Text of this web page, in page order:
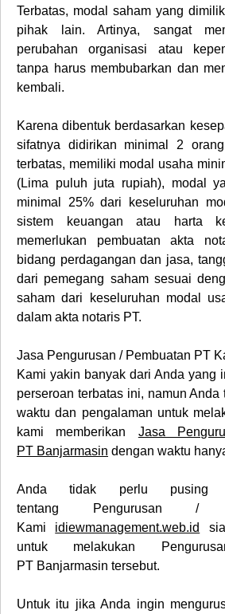
Terbatas, modal saham yang
pihak lain. Artinya, sangat
perubahan organisasi atau
tanpa harus membubarkan dan
kembali.
Karena dibentuk berdasarkan
sifatnya didirikan minimal 2
terbatas, memiliki modal usaha
(Lima puluh juta rupiah), modal
minimal 25% dari keseluruhan
sistem keuangan atau harta
memerlukan pembuatan akta
bidang perdagangan dan jasa,
dari pemegang saham sesuai
saham dari keseluruhan modal
dalam akta notaris PT.
Jasa Pengurusan / Pembuatan PT
Kami yakin banyak dari Anda yang
perseroan terbatas ini, namun
waktu dan pengalaman untuk
kami memberikan Jasa
PT Banjarmasin dengan waktu
Anda tidak perlu pusing
tentang
Pengurusan /
Kami idiewmanagement.web.id
untuk melakukan
PT Banjarmasin tersebut.
Untuk itu jika Anda ingin